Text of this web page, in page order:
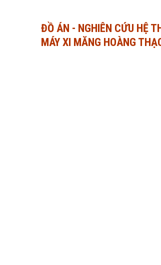
ĐỒ ÁN - NGHIÊN CỨU HỆ
MÁY XI MĂNG HOÀNG